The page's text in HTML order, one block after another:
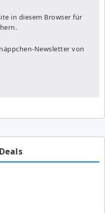
in diesem Browser für
Newsletter von